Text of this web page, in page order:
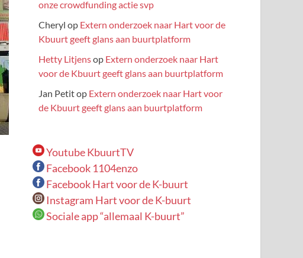
onze crowdfunding actie svp
Cheryl op Extern onderzoek naar Hart voor de
Kbuurt geeft glans aan buurtplatform
Hetty Litjensop Extern onderzoek naar Hart
voor de Kbuurt geeft glans aan buurtplatform
Jan Petitop Extern onderzoek naar Hart voor
de Kbuurt geeft glans aan buurtplatform
Youtube KbuurtTV
Facebook 1104enzo
Facebook Hart voor de K-buurt
Instagram Hart voor de K-buurt
Sociale app “allemaal K-buurt”